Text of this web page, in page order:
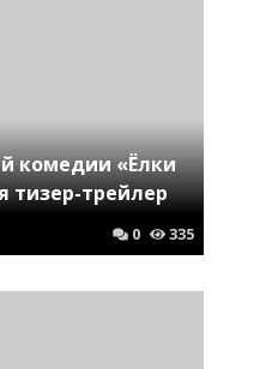
комедии «Ёлки
тизер-трейлер
0 335